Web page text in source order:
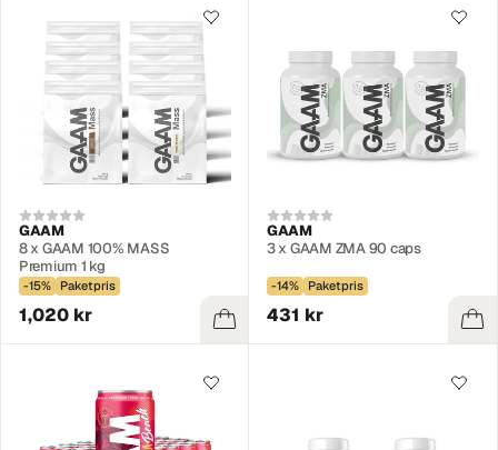
GAAM
8 x GAAM 100% MASS
Premium 1 kg
-15% Paketpris
1,020 kr
GAAM
3 x GAAM ZMA 90 caps
-14% Paketpris
431 kr